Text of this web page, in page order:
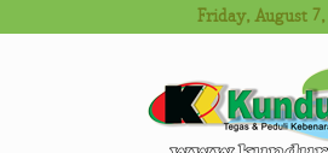
Friday, August 7,